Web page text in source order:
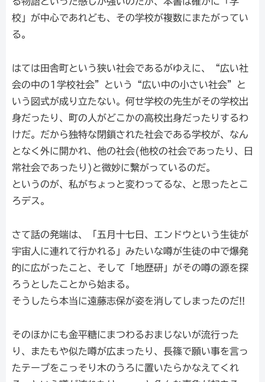
校」が中心であれども、その学校が複数にまたがってい
る。
はては田舎町という狭い社会であるがゆえに、“広い社
会の中の1学校社会”という“広い中の小さい社会”と
いう図式が成り立たない。何せ学校の先生がその学校出
身だったり、町の人がどこかの高校出身だったりするわ
けだ。だから独特な閉鎖された社会である学校が、なん
となく外に開かれ、他の社会(他校の社会であったり、日
常社会であったり)と微妙に繋がっているのだ。
というのが、私がちょっと変わってるな、と思ったとこ
ろデス。
さて話の発端は、「五月十七日、エンドウという生徒が
宇宙人に連れて行かれる」みたいな噂が生徒の中で爆発
的に広がったこと、そして「地歴研」がその噂の源を探
ろうとしたことから始まる。
そうしたら本当に遠藤志保が姿を消してしまったのだ!!
そのほかにも金平糖にまつわるおまじないが流行った
り、またもや似た噂が広まったり、長篠で願い事を言っ
たテープをこっそり木のうろに置いたらかなえてくれ